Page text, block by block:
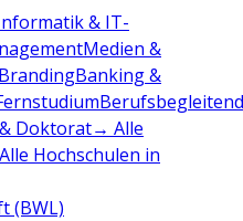
& IT-
Medien &
Banking &
Berufsbegleitend
Doktorat→ Alle
Alle Hochschulen in
(BWL)